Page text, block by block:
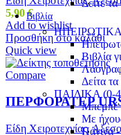
Δείτε
Βιβλία
ΗΠΕΙΡΩΤΙΚΑ
Βιβλία
Δείτα
ΠΑΙΔΙΚΑ (0-4
Μπεμπέ
Με
Πάνινα
5,90€
Add to wishlist
Προσθήκη στο καλάθι
Quick view
Compare
ΠΕΡΦΟΡΑΤΕΡ
Είδη Χειροτεχνίας,